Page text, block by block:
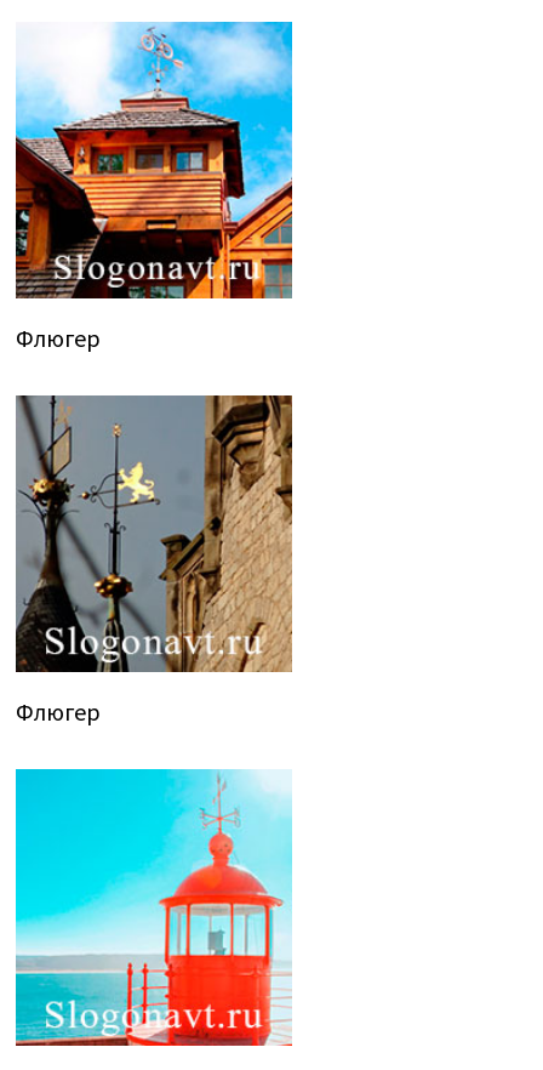
Флюгер
Флюгер